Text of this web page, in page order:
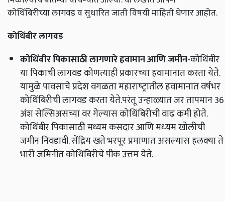
कोथिंबिरीच्या लागवड व सुधारित जाती विषयी माहिती घेणार आहोत.
कोथिंबीर लागवड
कोथिंबीर पिकासाठी लागणारे हवामान आणि जमीन-कोथिंबीर
या पिकाची लागवड कोणत्याही प्रकारच्या हवामानात करता येते.
यामुळे पावसाचे प्रदेश वगळता महाराष्‍ट्रातील हवामानात वर्षभर
कोथिंबिरीची लागवड करता येते.परंतू उन्हाळ्यात जर तापमान 36
अंश सेल्सिअसच्या वर गेल्यास कोथिंबिरीची वाढ कमी होते.
कोथिंबीर पिकासाठी मध्यम कसदार आणि मध्‍यम खोलीची
जमीन निवडावी. सेंद्रिय खते भरपूर प्रमाणात असल्यास हलक्‍या ते
भारी जमिनीत कोथिंबिरीचे पीक उत्तम येते.